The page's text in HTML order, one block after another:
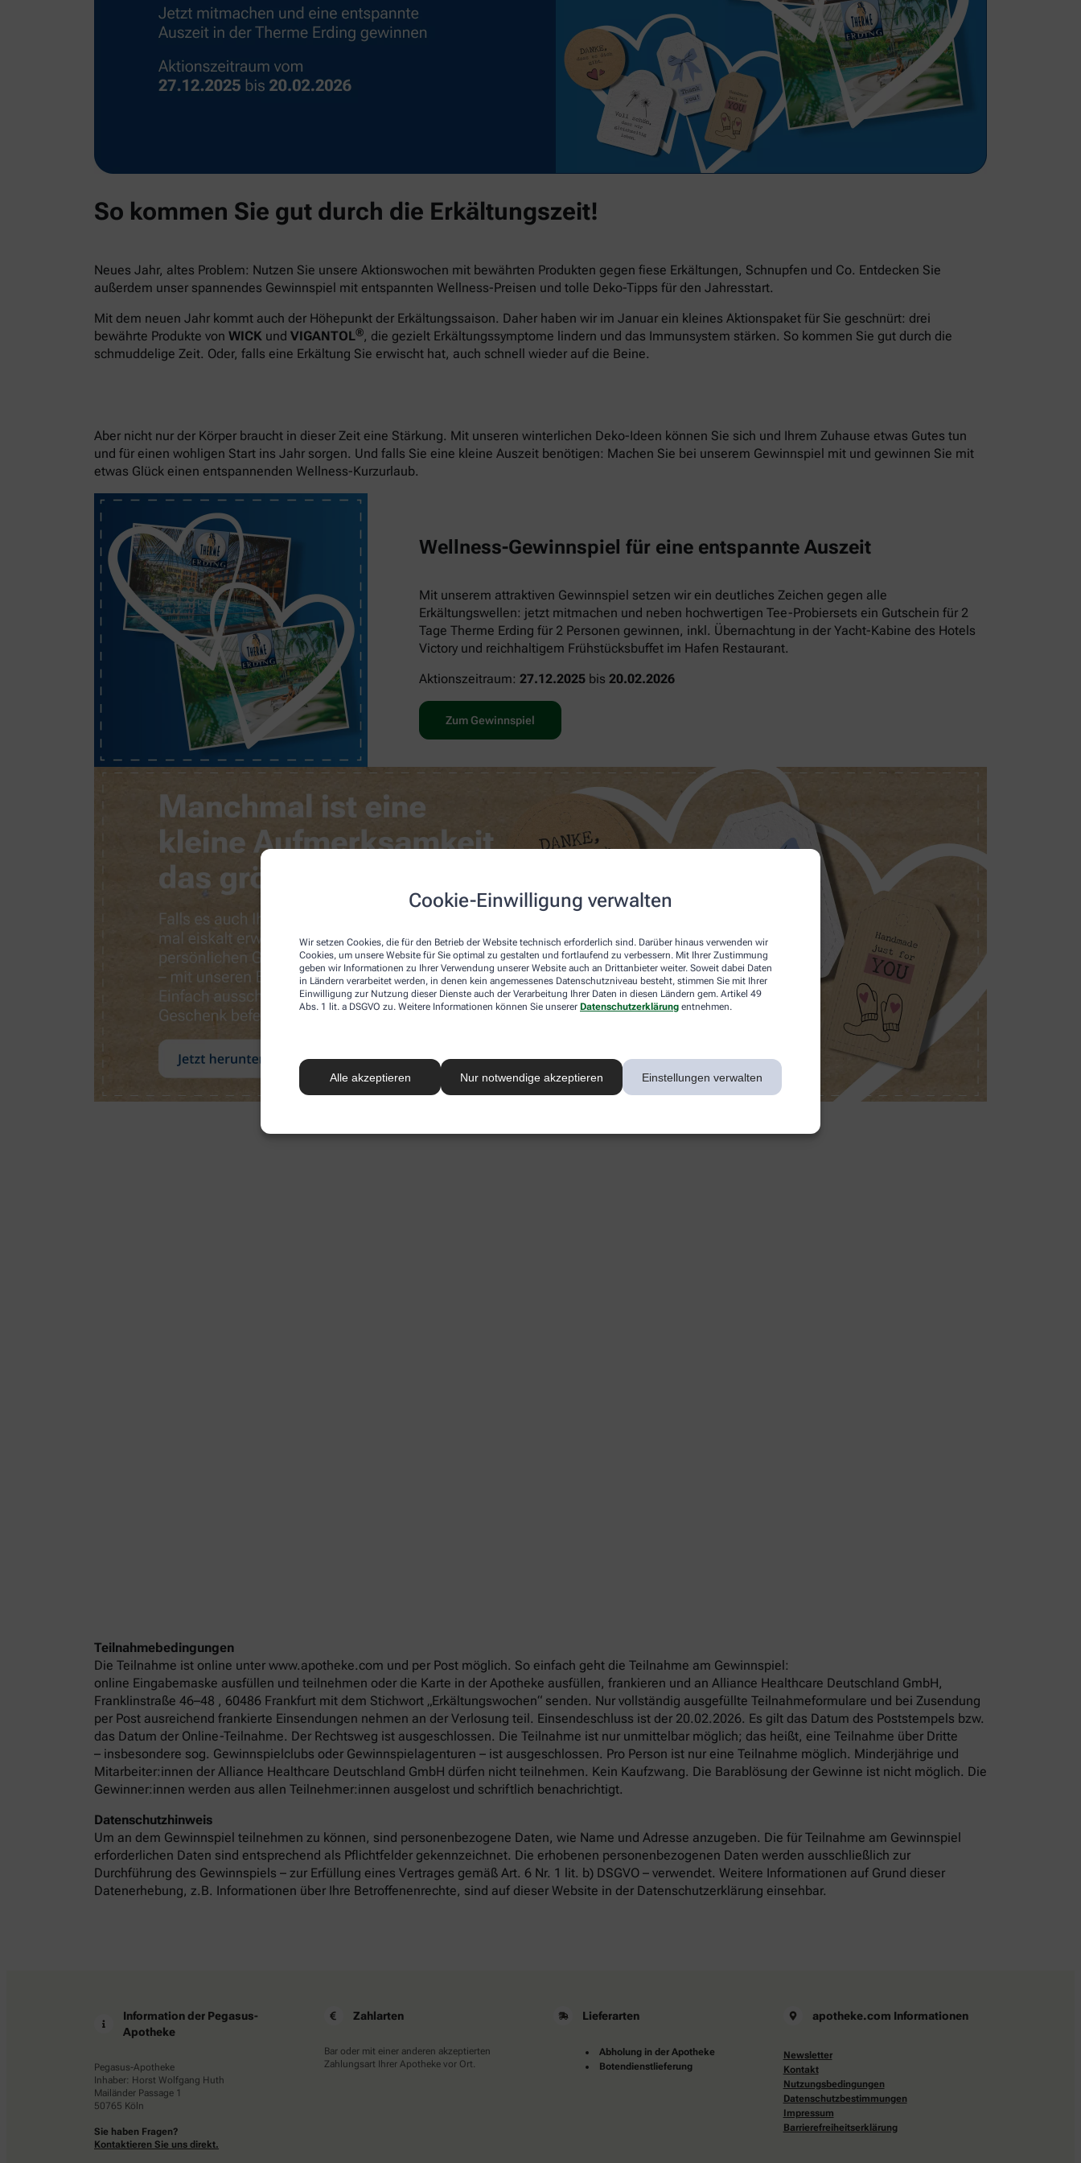
Cookie-Einwilligung verwalten
Wir setzen Cookies, die für den Betrieb der Website technisch erforderlich sind. Darüber hinaus verwenden wir
Cookies, um unsere Website für Sie optimal zu gestalten und fortlaufend zu verbessern. Mit Ihrer Zustimmung
geben wir Informationen zu Ihrer Verwendung unserer Website auch an Drittanbieter weiter. Soweit dabei Daten
in Ländern verarbeitet werden, in denen kein angemessenes Datenschutzniveau besteht, stimmen Sie mit Ihrer
Einwilligung zur Nutzung dieser Dienste auch der Verarbeitung Ihrer Daten in diesen Ländern gem. Artikel 49
Abs. 1 lit. a DSGVO zu. Weitere Informationen können Sie unserer Datenschutzerklärung entnehmen.
Alle akzeptieren Nur notwendige akzeptieren Einstellungen verwalten
So kommen Sie gut durch die Erkältungszeit!
Neues Jahr, altes Problem: Nutzen Sie unsere Aktionswochen mit bewährten Produkten gegen fiese Erkältungen, Schnupfen und Co. Entdecken Sie
außerdem unser spannendes Gewinnspiel mit entspannten Wellness-Preisen und tolle Deko-Tipps für den Jahresstart.
Mit dem neuen Jahr kommt auch der Höhepunkt der Erkältungssaison. Daher haben wir im Januar ein kleines Aktionspaket für Sie geschnürt: drei
bewährte Produkte von WICK und VIGANTOL®, die gezielt Erkältungssymptome lindern und das Immunsystem stärken. So kommen Sie gut durch die
schmuddelige Zeit. Oder, falls eine Erkältung Sie erwischt hat, auch schnell wieder auf die Beine.
Aber nicht nur der Körper braucht in dieser Zeit eine Stärkung. Mit unseren winterlichen Deko-Ideen können Sie sich und Ihrem Zuhause etwas Gutes tun
und für einen wohligen Start ins Jahr sorgen. Und falls Sie eine kleine Auszeit benötigen: Machen Sie bei unserem Gewinnspiel mit und gewinnen Sie mit
etwas Glück einen entspannenden Wellness-Kurzurlaub.
Wellness-Gewinnspiel für eine entspannte Auszeit
Mit unserem attraktiven Gewinnspiel setzen wir ein deutliches Zeichen gegen alle
Erkältungswellen: jetzt mitmachen und neben hochwertigen Tee-Probiersets ein Gutschein für 2
Tage Therme Erding für 2 Personen gewinnen, inkl. Übernachtung in der Yacht-Kabine des Hotels
Victory und reichhaltigem Frühstücksbuffet im Hafen Restaurant.
Aktionszeitraum: 27.12.2025 bis 20.02.2026
Zum Gewinnspiel
Teilnahmebedingungen
Die Teilnahme ist online unter www.apotheke.com und per Post möglich. So einfach geht die Teilnahme am Gewinnspiel:
online Eingabemaske ausfüllen und teilnehmen oder die Karte in der Apotheke ausfüllen, frankieren und an Alliance Healthcare Deutschland GmbH,
Franklinstraße 46–48 , 60486 Frankfurt mit dem Stichwort „Erkältungswochen“ senden. Nur vollständig ausgefüllte Teilnahmeformulare und bei Zusendung
per Post ausreichend frankierte Einsendungen nehmen an der Verlosung teil. Einsendeschluss ist der 20.02.2026. Es gilt das Datum des Poststempels bzw.
das Datum der Online-Teilnahme. Der Rechtsweg ist ausgeschlossen. Die Teilnahme ist nur unmittelbar möglich; das heißt, eine Teilnahme über Dritte
– insbesondere sog. Gewinnspielclubs oder Gewinnspielagenturen – ist ausgeschlossen. Pro Person ist nur eine Teilnahme möglich. Minderjährige und
Mitarbeiter:innen der Alliance Healthcare Deutschland GmbH dürfen nicht teilnehmen. Kein Kaufzwang. Die Barablösung der Gewinne ist nicht möglich. Die
Gewinner:innen werden aus allen Teilnehmer:innen ausgelost und schriftlich benachrichtigt.
Datenschutzhinweis
Um an dem Gewinnspiel teilnehmen zu können, sind personenbezogene Daten, wie Name und Adresse anzugeben. Die für Teilnahme am Gewinnspiel
erforderlichen Daten sind entsprechend als Pflichtfelder gekennzeichnet. Die erhobenen personenbezogenen Daten werden ausschließlich zur
Durchführung des Gewinnspiels – zur Erfüllung eines Vertrages gemäß Art. 6 Nr. 1 lit. b) DSGVO – verwendet. Weitere Informationen auf Grund dieser
Datenerhebung, z.B. Informationen über Ihre Betroffenenrechte, sind auf dieser Website in der Datenschutzerklärung einsehbar.
Information der Pegasus-
Apotheke
Pegasus-Apotheke
Inhaber: Horst Wolfgang Huth
Mailänder Passage 1
50765 Köln
Sie haben Fragen?
Kontaktieren Sie uns direkt.
Zahlarten
Bar oder mit einer anderen akzeptierten
Zahlungsart Ihrer Apotheke vor Ort.
Lieferarten
Abholung in der Apotheke
Botendienstlieferung
apotheke.com Informationen
Newsletter
Kontakt
Nutzungsbedingungen
Datenschutzbestimmungen
Impressum
Barrierefreiheitserklärung